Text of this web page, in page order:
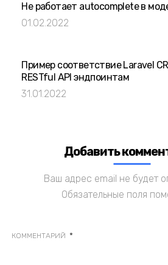
Не работает autocomplete в
01.02.2022
Пример соответствие Laravel
RESTful API эндпоинтам
31.01.2022
Добавить
Ваш адрес email не будет
Обязательные поля
КОММЕНТАРИЙ *